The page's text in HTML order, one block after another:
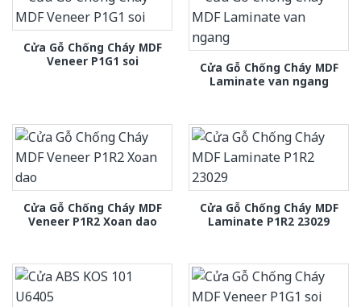
Cửa Gỗ Chống Cháy MDF
Veneer P1G1 soi
Cửa Gỗ Chống Cháy MDF
Laminate van ngang
Cửa Gỗ Chống Cháy MDF
Veneer P1R2 Xoan dao
Cửa Gỗ Chống Cháy MDF
Laminate P1R2 23029